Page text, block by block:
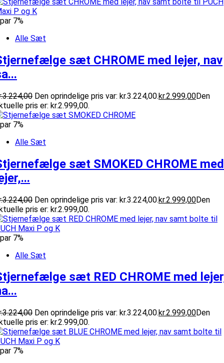
7%
Alle Sæt
sæt CHROME med lejer, nav
3.224,00 Den oprindelige pris var: kr.3.224,00.kr.2.999,00Den
pris er: kr.2.999,00.
7%
Alle Sæt
sæt SMOKED CHROME med
3.224,00 Den oprindelige pris var: kr.3.224,00.kr.2.999,00Den
pris er: kr.2.999,00.
7%
Alle Sæt
sæt RED CHROME med
3.224,00 Den oprindelige pris var: kr.3.224,00.kr.2.999,00Den
pris er: kr.2.999,00.
7%